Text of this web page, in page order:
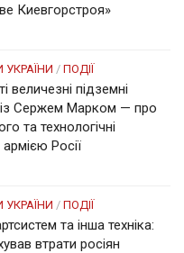
Киевгорстроя»
/ ПОДІЇ
підземні
із Сержем Марком — про
та технологічні
Росії
/ ПОДІЇ
та інша техніка:
втрати росіян